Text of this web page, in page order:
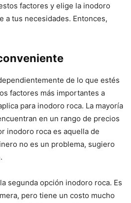
factores y elige la inodoro
a tus necesidades. Entonces,
de lo que estés
factores más importantes a
para inodoro roca. La mayoría
en un rango de precios
inodoro roca es aquella de
no es un problema, sugiero
segunda opción inodoro roca. Es
pero tiene un costo mucho